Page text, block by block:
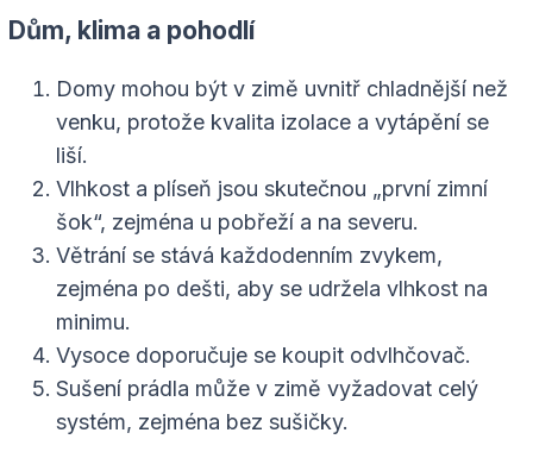
Dům, klima a pohodlí
Domy mohou být v zimě uvnitř chladnější než
venku, protože kvalita izolace a vytápění se
liší.
Vlhkost a plíseň jsou skutečnou „první zimní
šok“, zejména u pobřeží a na severu.
Větrání se stává každodenním zvykem,
zejména po dešti, aby se udržela vlhkost na
minimu.
Vysoce doporučuje se koupit odvlhčovač.
Sušení prádla může v zimě vyžadovat celý
systém, zejména bez sušičky.